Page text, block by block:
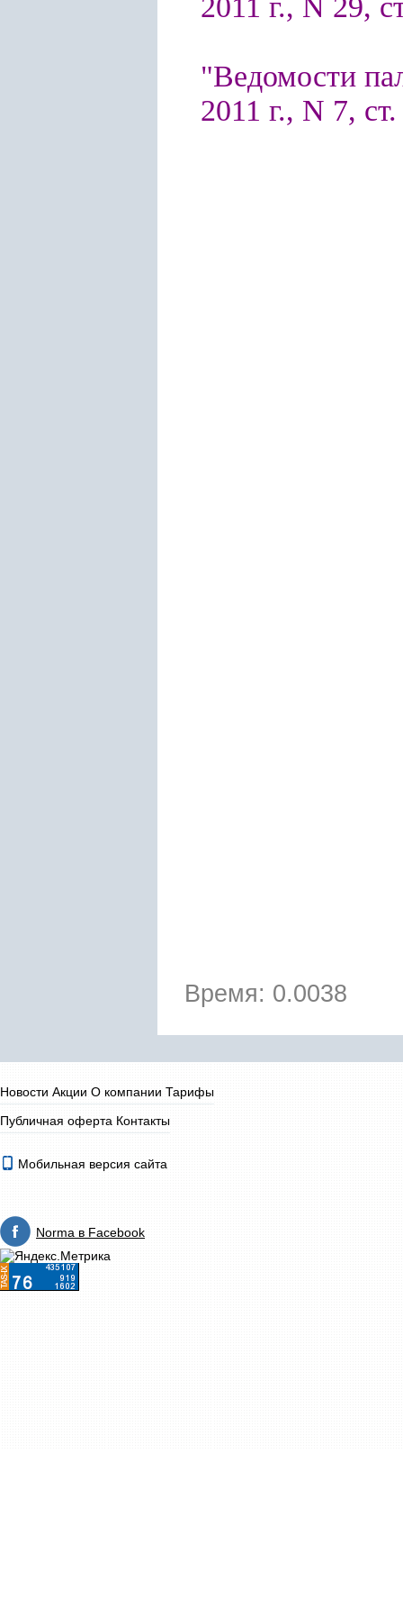
2011 г., N 29,
"Ведомости
2011 г., N 7,
Время: 0.0038
Новости Акции О компании Тарифы
Публичная оферта Контакты
Мобильная версия сайта
Norma в Facebook